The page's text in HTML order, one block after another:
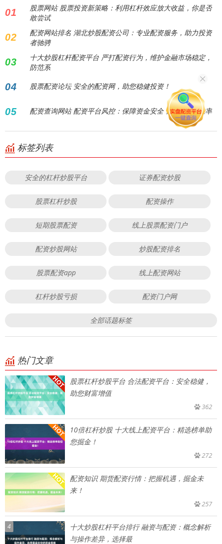
01
股票网站 股票投资新策略：利用杠杆效应放大收益，你是否
敢尝试
02
配资网站排名 湖北炒股配资公司：专业配资服务，助力投资
者驰骋
03
十大炒股杠杆配资平台 严打配资行为，维护金融市场稳定，
防范系
04 股票配资论坛 安全的配资网，助您稳健投资！
05 配资查询网站 配资平台风控：保障资金安全，提升交易胜率
标签列表
安全的杠杆炒股平台 证券配资炒股
股票杠杆炒股 配资操作
短期股票配资 线上股票配资门户
配资炒股网站 炒股配资排名
股票配资app 线上配资网站
杠杆炒股亏损 配资门户网
全部话题标签
热门文章
股票杠杆炒股平台 合法配资平台：安全稳健，
助您财富增值
362
10倍杠杆炒股 十大线上配资平台：精选榜单助
您掘金！
272
配资知识 期货配资行情：把握机遇，掘金未
来！
257
4
十大炒股杠杆平台排行 融资与配资：概念解析
与操作差异，选择最